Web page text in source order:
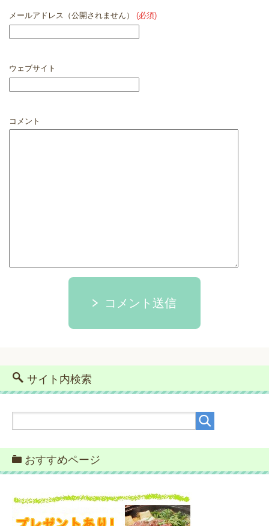
メールアドレス（公開されません） (必須)
ウェブサイト
コメント
コメント送信
サイト内検索
おすすめページ